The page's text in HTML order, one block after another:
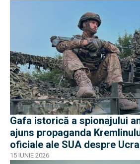
Gafa istorică a spionajului
ajuns propaganda
oficiale ale SUA despre
15 IUNIE 2026